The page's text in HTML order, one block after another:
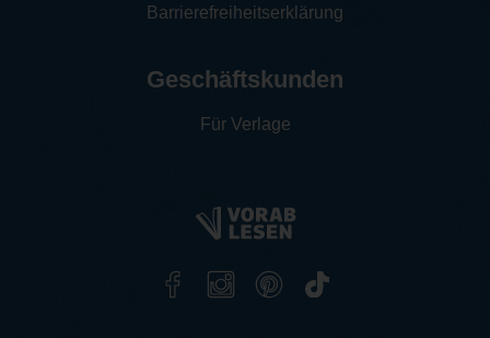
Barrierefreiheitserklärung
Geschäftskunden
Für Verlage